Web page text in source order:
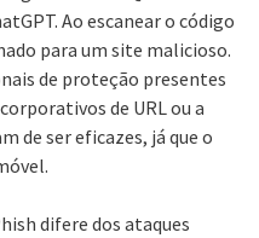
Ao escanear o código
para um site malicioso.
de proteção presentes
de URL ou a
de ser eficazes, já que o
difere dos ataques